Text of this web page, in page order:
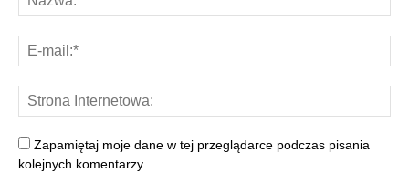
Zapamiętaj moje dane w tej przeglądarce podczas pisania
kolejnych komentarzy.